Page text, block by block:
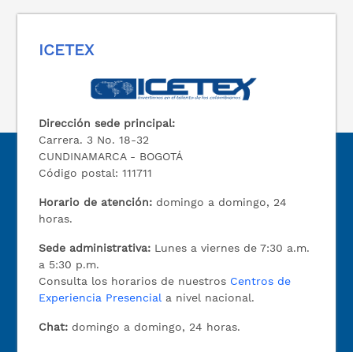
ICETEX
Dirección sede principal:
Carrera. 3 No. 18-32
CUNDINAMARCA - BOGOTÁ
Código postal: 111711
Horario de atención: domingo a domingo, 24
horas.
Sede administrativa: Lunes a viernes de 7:30 a.m.
a 5:30 p.m.
Consulta los horarios de nuestros Centros de
Experiencia Presencial a nivel nacional.
Chat: domingo a domingo, 24 horas.